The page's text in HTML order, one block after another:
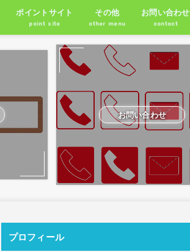
ポイントサイト
point site
その他
other menu
お問い合わせ
contact
お問い合わせ
プロフィール